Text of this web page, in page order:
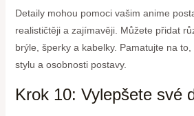
Detaily mohou pomoci vašim anime
realističtěji a zajímavěji. Můžete přidat
brýle, šperky a kabelky. Pamatujte na
stylu a osobnosti postavy.
Krok 10: Vylepšete své